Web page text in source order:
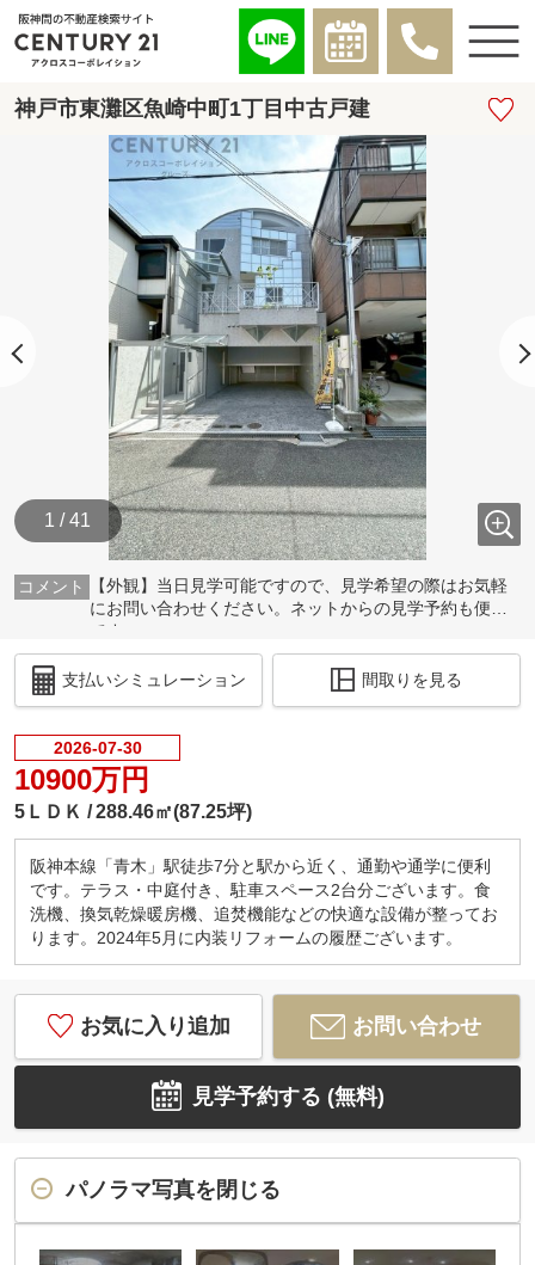
神戸市東灘区魚崎中町1丁目中古戸建
【外観】当日見学可能ですので、見学希望の際はお気軽
にお問い合わせください。ネットからの見学予約も便利
です♪
1 / 41
支払いシミュレーション 間取りを見る
2026-07-30
10900万円
5ＬＤＫ 288.46㎡(87.25坪)
阪神本線「青木」駅徒歩7分と駅から近く、通勤や通学に便利
です。テラス・中庭付き、駐車スペース2台分ございます。食
洗機、換気乾燥暖房機、追焚機能などの快適な設備が整ってお
ります。2024年5月に内装リフォームの履歴ございます。
お気に入り追加 お問い合わせ
見学予約する (無料)
パノラマ写真を閉じる